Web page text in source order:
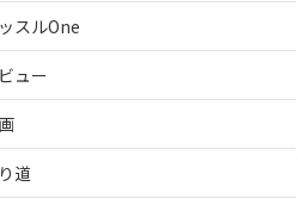
スルOne
ュー
道